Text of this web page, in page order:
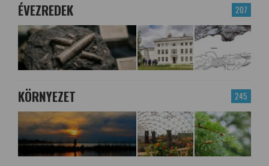
207
ÉVEZREDEK
245
KÖRNYEZET